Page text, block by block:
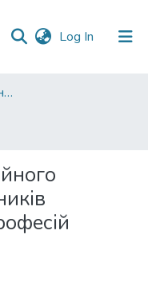
Log In (current)
006. Факультет соціальних наук і соціальних технологій